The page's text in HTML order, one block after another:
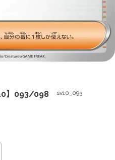
】093/098 sv10_093